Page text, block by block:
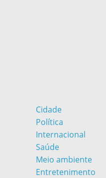
Cidade
Política
Internacional
Saúde
Meio ambiente
Entretenimento